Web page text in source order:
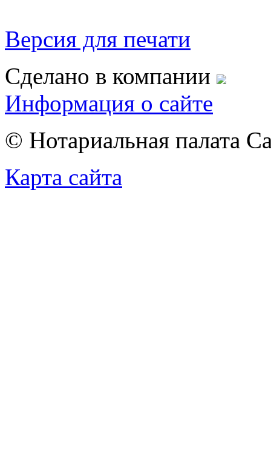
Версия для печати
Сделано в компании
Информация о сайте
© Нотариальная палата
Карта сайта